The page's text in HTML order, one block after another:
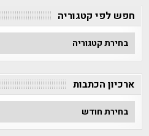
חפש לפי קטגוריה
חפש
לפי
קטגוריה
ארכיון הכתבות
ארכיון
הכתבות